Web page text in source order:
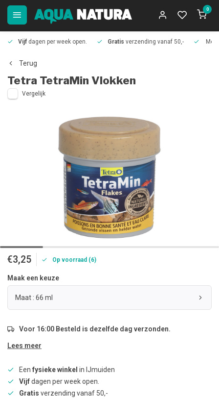
0
Vijf dagen per week open. Gratis verzending vanaf 50,-
Terug
Tetra TetraMin Vlokken
Vergelijk
€3,25 Op voorraad (6)
Maak een keuze
Maat : 66 ml
Voor 16:00 Besteld is dezelfde dag verzonden.
Lees meer
Een fysieke winkel in IJmuiden
Vijfdagen per week open.
Gratis verzending vanaf 50,-